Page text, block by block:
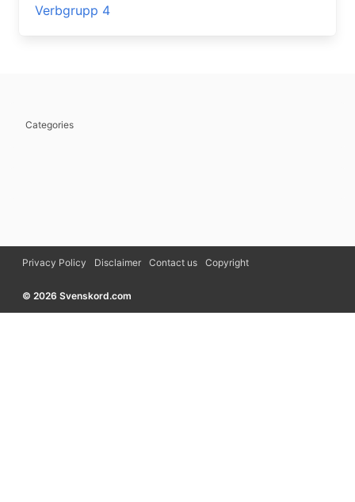
Verbgrupp 4
Categories
Privacy Policy Disclaimer Contact us Copyright
© 2026 Svenskord.com